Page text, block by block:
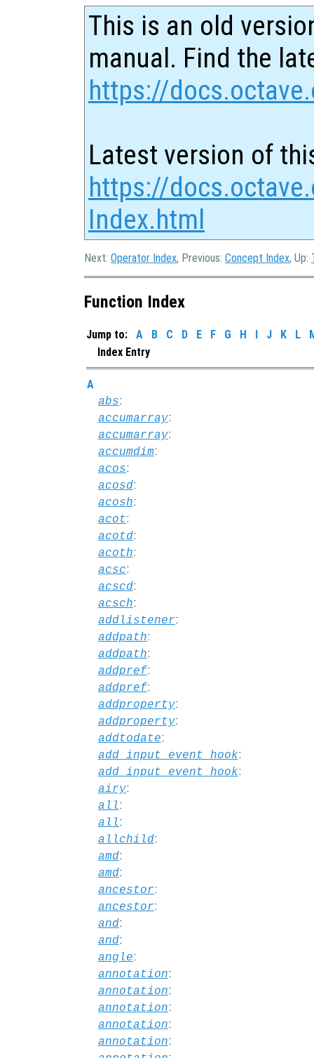
This is an old
manual. Find the
https://
Latest version of
https://
Index.html
Next: Operator Index, Previous: Concept Index, Up:
Function Index
Jump to: A B C D E F G H I J K L
Index Entry
A
abs:
accumarray:
accumarray:
accumdim:
acos:
acosd:
acosh:
acot:
acotd:
acoth:
acsc:
acscd:
acsch:
addlistener:
addpath:
addpath:
addpref:
addpref:
addproperty:
addproperty:
addtodate:
add_input_event_hook:
add_input_event_hook:
airy:
all:
all:
allchild:
amd:
amd:
ancestor:
ancestor:
and:
and:
angle:
annotation:
annotation:
annotation:
annotation:
annotation: